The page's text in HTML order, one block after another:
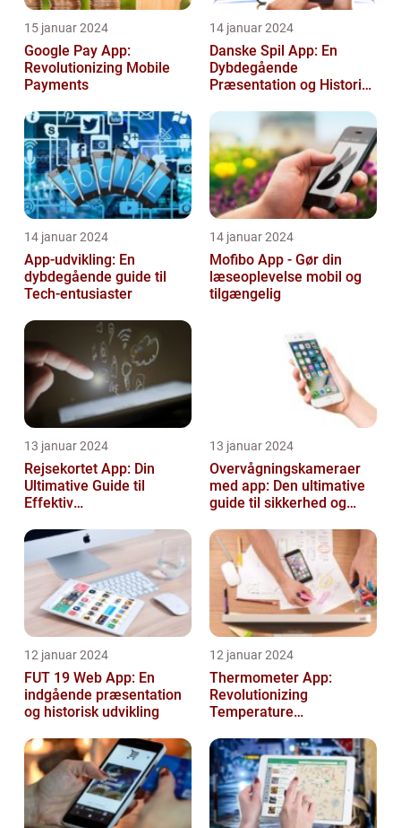
15 januar 2024
Google Pay App:
Revolutionizing Mobile
Payments
14 januar 2024
Danske Spil App: En
Dybdegående
Præsentation og Historisk
14 januar 2024
App-udvikling: En
dybdegående guide til
Tech-entusiaster
14 januar 2024
Mofibo App - Gør din
læseoplevelse mobil og
tilgængelig
13 januar 2024
Rejsekortet App: Din
Ultimative Guide til
Effektiv
13 januar 2024
Overvågningskameraer
med app: Den ultimative
guide til sikkerhed og
12 januar 2024
FUT 19 Web App: En
indgående præsentation
og historisk udvikling
12 januar 2024
Thermometer App:
Revolutionizing
Temperature